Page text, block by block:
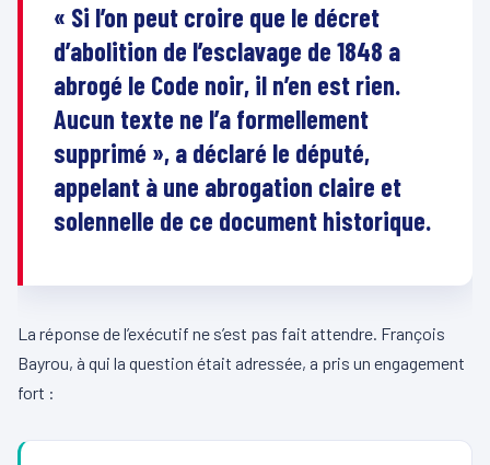
« Si l’on peut croire que le décret
d’abolition de l’esclavage de 1848 a
abrogé le Code noir, il n’en est rien.
Aucun texte ne l’a formellement
supprimé », a déclaré le député,
appelant à une abrogation claire et
solennelle de ce document historique.
La réponse de l’exécutif ne s’est pas fait attendre. François
Bayrou, à qui la question était adressée, a pris un engagement
fort :